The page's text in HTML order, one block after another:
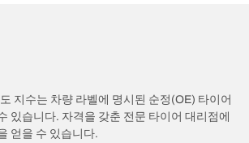
지수는 차량 라벨에 명시된 순정(OE) 타이어
있습니다. 자격을 갖춘 전문 타이어 대리점에
얻을 수 있습니다.